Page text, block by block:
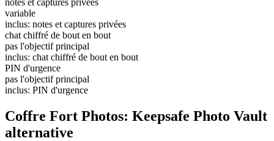
variable
inclus: notes et captures privées
chat chiffré de bout en bout
pas l'objectif principal
inclus: chat chiffré de bout en bout
PIN d'urgence
pas l'objectif principal
inclus: PIN d'urgence
Coffre Fort Photos: Keepsafe Photo Vault
alternative